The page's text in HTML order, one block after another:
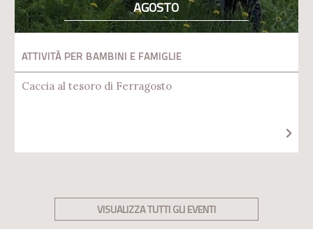
AGOSTO
ATTIVITÀ PER BAMBINI E FAMIGLIE
Caccia al tesoro di Ferragosto
VISUALIZZA TUTTI GLI EVENTI